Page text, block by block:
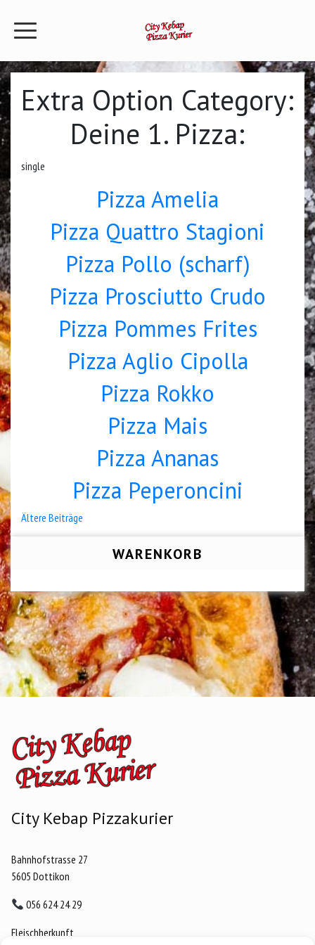
Extra Option Category:
Deine 1. Pizza:
single
Pizza Amelia
Pizza Quattro Stagioni
Pizza Pollo (scharf)
Pizza Prosciutto Crudo
Pizza Pommes Frites
Pizza Aglio Cipolla
Pizza Rokko
Pizza Mais
Pizza Ananas
Pizza Peperoncini
Beitragsnavigation
Ältere Beiträge
WARENKORB
City Kebap Pizzakurier
Bahnhofstrasse 27
5605 Dottikon
056 624 24 29
Fleischherkunft